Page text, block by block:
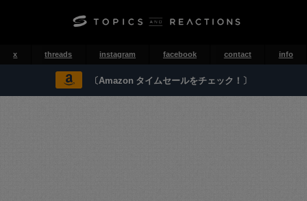
x threads instagram facebook contact info
〔Amazon タイムセールをチェック！〕